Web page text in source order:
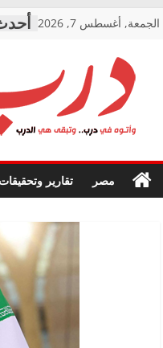
الجمعة, أغسطس 7, 2026
درب
في
درب..
مصر تقارير وتحقيقات